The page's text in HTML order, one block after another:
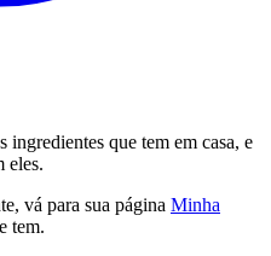
que tem em casa, e
eles.
vá para sua página Minha
tem.